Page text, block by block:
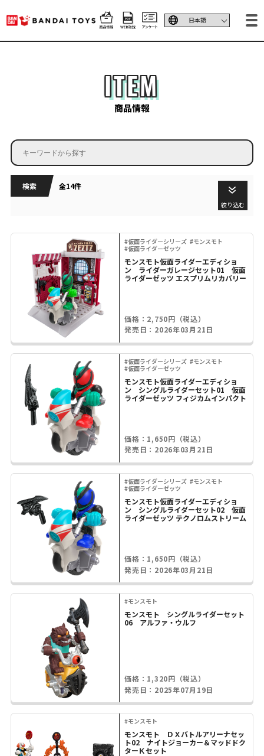
ITEM
商品情報
検索 全14件
絞り込む
#仮面ライダーシリーズ #モンスモト
#仮面ライダーゼッツ
モンスモト仮面ライダーエディショ
ン ライダーガレージセット01 仮面
ライダーゼッツ エスプリムリカバリー
価格：2,750円（税込）
発売日：2026年03月21日
#仮面ライダーシリーズ #モンスモト
#仮面ライダーゼッツ
モンスモト仮面ライダーエディショ
ン シングルライダーセット01 仮面
ライダーゼッツ フィジカムインパクト
価格：1,650円（税込）
発売日：2026年03月21日
#仮面ライダーシリーズ #モンスモト
#仮面ライダーゼッツ
モンスモト仮面ライダーエディショ
ン シングルライダーセット02 仮面
ライダーゼッツ テクノロムストリーム
価格：1,650円（税込）
発売日：2026年03月21日
#モンスモト
モンスモト シングルライダーセット
06 アルファ・ウルフ
価格：1,320円（税込）
発売日：2025年07月19日
#モンスモト
モンスモト ＤＸバトルアリーナセッ
ト02 ナイトジョーカー＆マッドドク
ターＫセット